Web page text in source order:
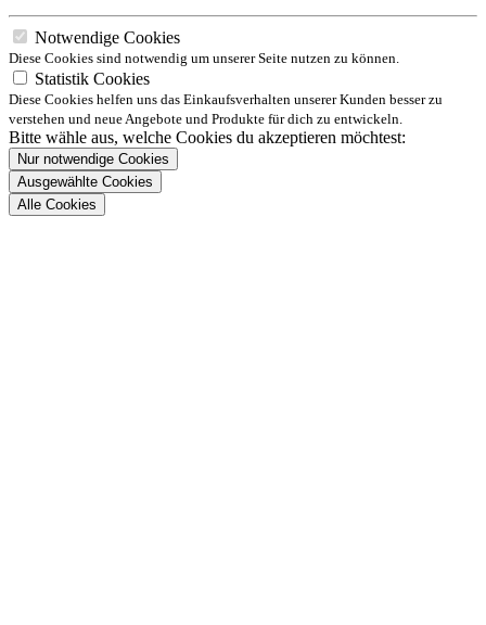
Notwendige Cookies
Diese Cookies sind notwendig um unserer Seite nutzen zu können.
Statistik Cookies
Diese Cookies helfen uns das Einkaufsverhalten unserer Kunden besser zu
verstehen und neue Angebote und Produkte für dich zu entwickeln.
Bitte wähle aus, welche Cookies du akzeptieren möchtest:
Nur notwendige Cookies
Ausgewählte Cookies
Alle Cookies